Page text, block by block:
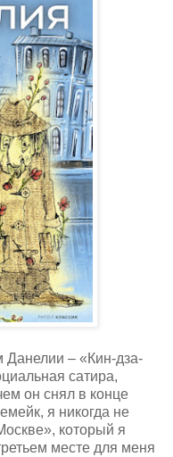
– «Кин-дза-
сатира,
он снял в конце
я никогда не
который я
месте для меня